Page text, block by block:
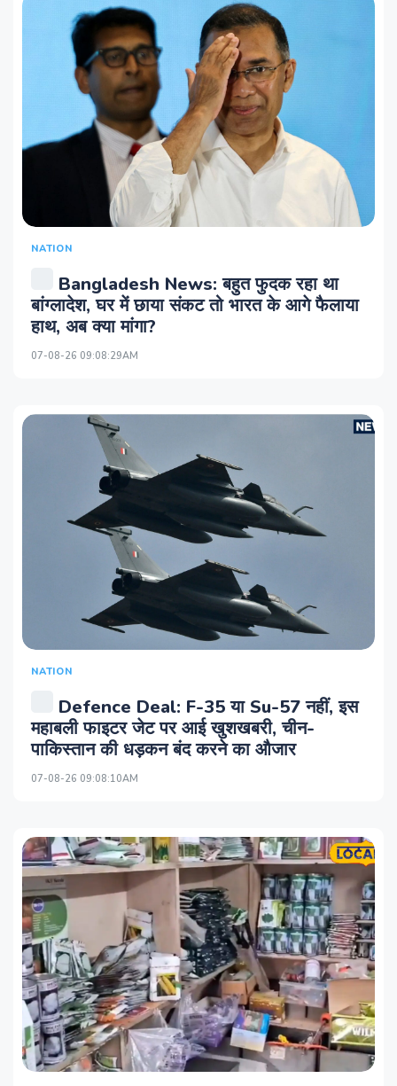
NATION
Bangladesh News: बहुत फुदक रहा था
बांग्लादेश, घर में छाया संकट तो भारत के आगे फैलाया
हाथ, अब क्या मांगा?
07-08-26 09:08:29AM
NATION
Defence Deal: F-35 या Su-57 नहीं, इस
महाबली फाइटर जेट पर आई खुशखबरी, चीन-
पाकिस्‍तान की धड़कन बंद करने का औजार
07-08-26 09:08:10AM